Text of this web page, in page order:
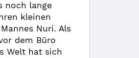
noch lange
kleinen
Nuri. Als
dem Büro
Welt hat sich